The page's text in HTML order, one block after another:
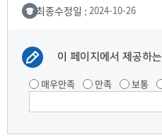
최종수정일 : 2024-10-26
이 페이지에서 제공하
매우만족 만족 보통